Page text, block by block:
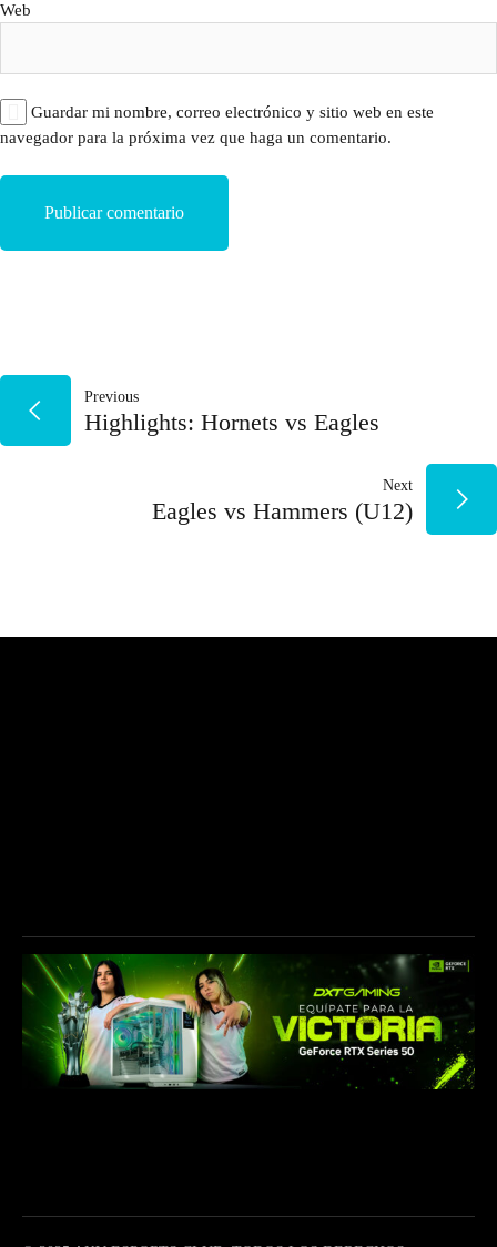
Web
Guardar mi nombre, correo electrónico y sitio web en este
navegador para la próxima vez que haga un comentario.
NAVEGACIÓN
DE
ENTRADAS
Previous
Highlights: Hornets vs Eagles
Next
Eagles vs Hammers (U12)